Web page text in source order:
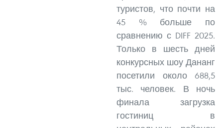
туристов, что почти на
45 % больше по
сравнению с DIFF 2025.
Только в шесть дней
конкурсных шоу Дананг
посетили около 688,5
тыс. человек. В ночь
финала загрузка
гостиниц в